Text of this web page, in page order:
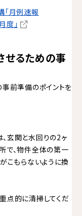
月例速報
度」
せるための事
前準備のポイントを
玄関と水回りの2ヶ
で、物件全体の第一
こもらないように換
点的に清掃してくだ